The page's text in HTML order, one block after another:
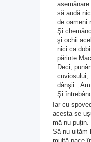
să audă
de oameni
Şi
şi ochii
nici ca
părinte
Deci,
cuviosului,
dânşii:
Şi
Iată acum
Iar fraţii
spunându-
ochi
Iar cu
acesta se
mă nu puțin.
Să nu uităm